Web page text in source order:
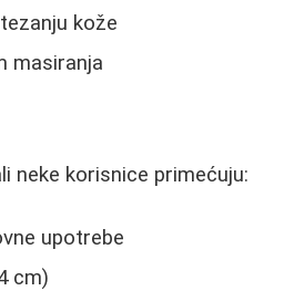
kože
masiranja
neke korisnice primećuju:
upotrebe
cm)